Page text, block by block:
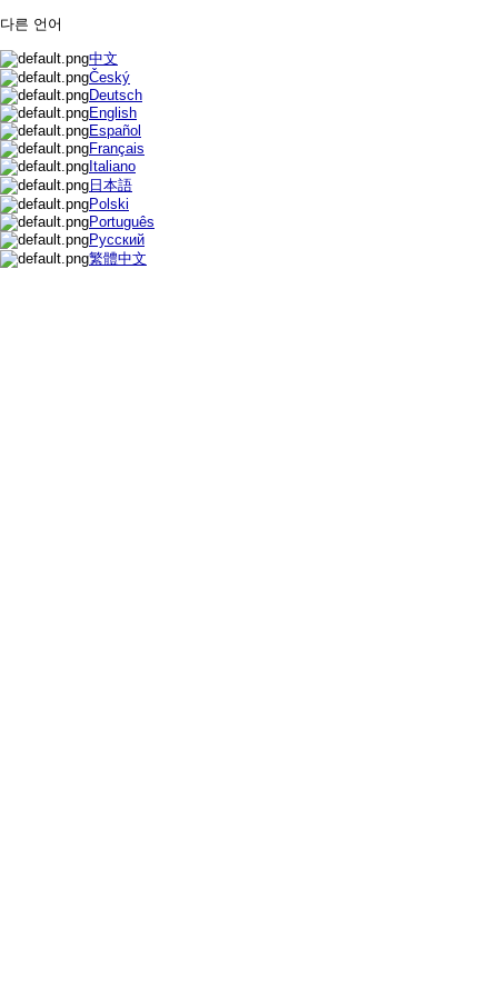
다른 언어
中文
Český
Deutsch
English
Español
Français
Italiano
日本語
Polski
Português
Русский
繁體中文